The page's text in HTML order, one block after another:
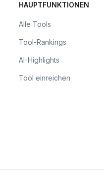
HAUPTFUNKTIONEN
Alle Tools
Tool-Rankings
AI-Highlights
Tool einreichen